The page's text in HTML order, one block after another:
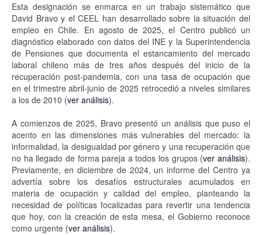
Esta designación se enmarca en un trabajo sistemático que
David Bravo y el CEEL han desarrollado sobre la situación del
empleo en Chile. En agosto de 2025, el Centro publicó un
diagnóstico elaborado con datos del INE y la Superintendencia
de Pensiones que documenta el estancamiento del mercado
laboral chileno más de tres años después del inicio de la
recuperación post-pandemia, con una tasa de ocupación que
en el trimestre abril-junio de 2025 retrocedió a niveles similares
a los de 2010 (ver análisis).
A comienzos de 2025, Bravo presentó un análisis que puso el
acento en las dimensiones más vulnerables del mercado: la
informalidad, la desigualdad por género y una recuperación que
no ha llegado de forma pareja a todos los grupos (ver análisis).
Previamente, en diciembre de 2024, un informe del Centro ya
advertía sobre los desafíos estructurales acumulados en
materia de ocupación y calidad del empleo, planteando la
necesidad de políticas focalizadas para revertir una tendencia
que hoy, con la creación de esta mesa, el Gobierno reconoce
como urgente (ver análisis).